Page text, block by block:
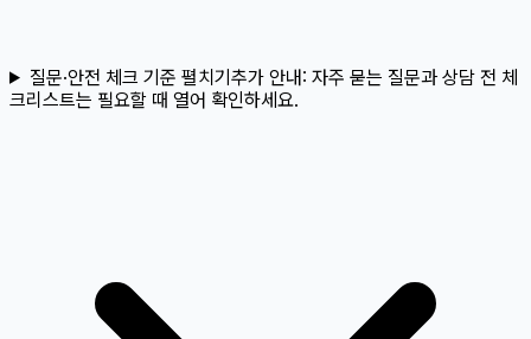
질문·안전 체크 기준 펼치기추가 안내: 자주 묻는 질문과 상담 전 체
크리스트는 필요할 때 열어 확인하세요.